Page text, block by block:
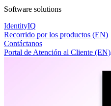
Software solutions
IdentityIQ
Recorrido por los productos (EN)
Contáctanos
Portal de Atención al Cliente (EN)